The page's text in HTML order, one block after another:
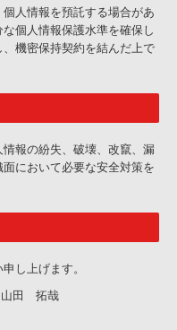
人情報を預託する場合があ
個人情報保護水準を確保し
機密保持契約を結んだ上で
報の紛失、破壊、改竄、漏
において必要な安全対策を
し上げます。
山田 拓哉